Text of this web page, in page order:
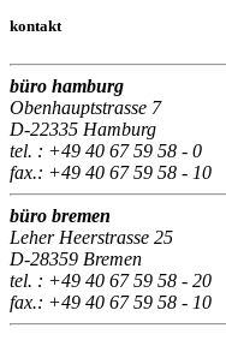
kontakt
büro hamburg
Obenhauptstrasse 7
D-22335 Hamburg
tel. : +49 40 67 59 58 - 0
fax.: +49 40 67 59 58 - 10
büro bremen
Leher Heerstrasse 25
D-28359 Bremen
tel. : +49 40 67 59 58 - 20
fax.: +49 40 67 59 58 - 10